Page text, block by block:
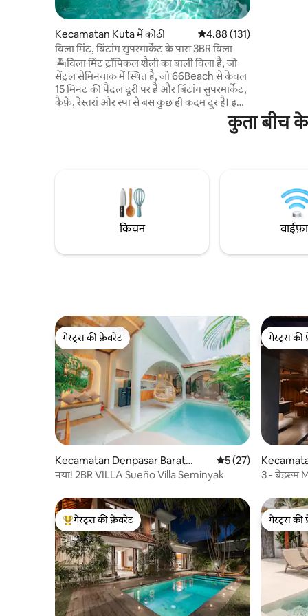
Kecamatan Kuta में कोठी औसत रेटिंग 5 में से 4.88, 131
4.88 (131)
विला मिंट, बिंटांग सुपरमार्केट के पास 3BR विला
🏝️विला मिंट ट्रॉपिकल शैली का बाली विला है, जो
सेंट्रल सेमिनयाक में स्थित है, जो 66Beach से केवल
15 मिनट की पैदल दूरी पर है और बिंटांग सुपरमार्केट,
कैफ़े, रेस्तरां और स्पा से बस कुछ ही कदम दूर है। इसमें
निजी स्विमिंग पूल और सन - डेक तक बहने वाली
मिनट की पैदल दूरी पर ⭐️ 66बीच से 15 मिनट की
कुता बीच के
किचन
गेस्ट्स की फ़ेवरेट
गेस्ट्स की फ़ेवरेट
Kecamatan Denpasar Barat
में कोठी
औसत रेटिंग 5 में से 5, 27
5 (27)
नया! 2BR VILLA Sueño Villa Seminyak
गेस्ट्स की
गेस्ट्स की
3 - बेडरूम
गेस्ट्स का टॉप फ़ेवरेट
गेस्ट्स की फ़ेवरेट
गेस्ट्स की
गेस्ट्स की